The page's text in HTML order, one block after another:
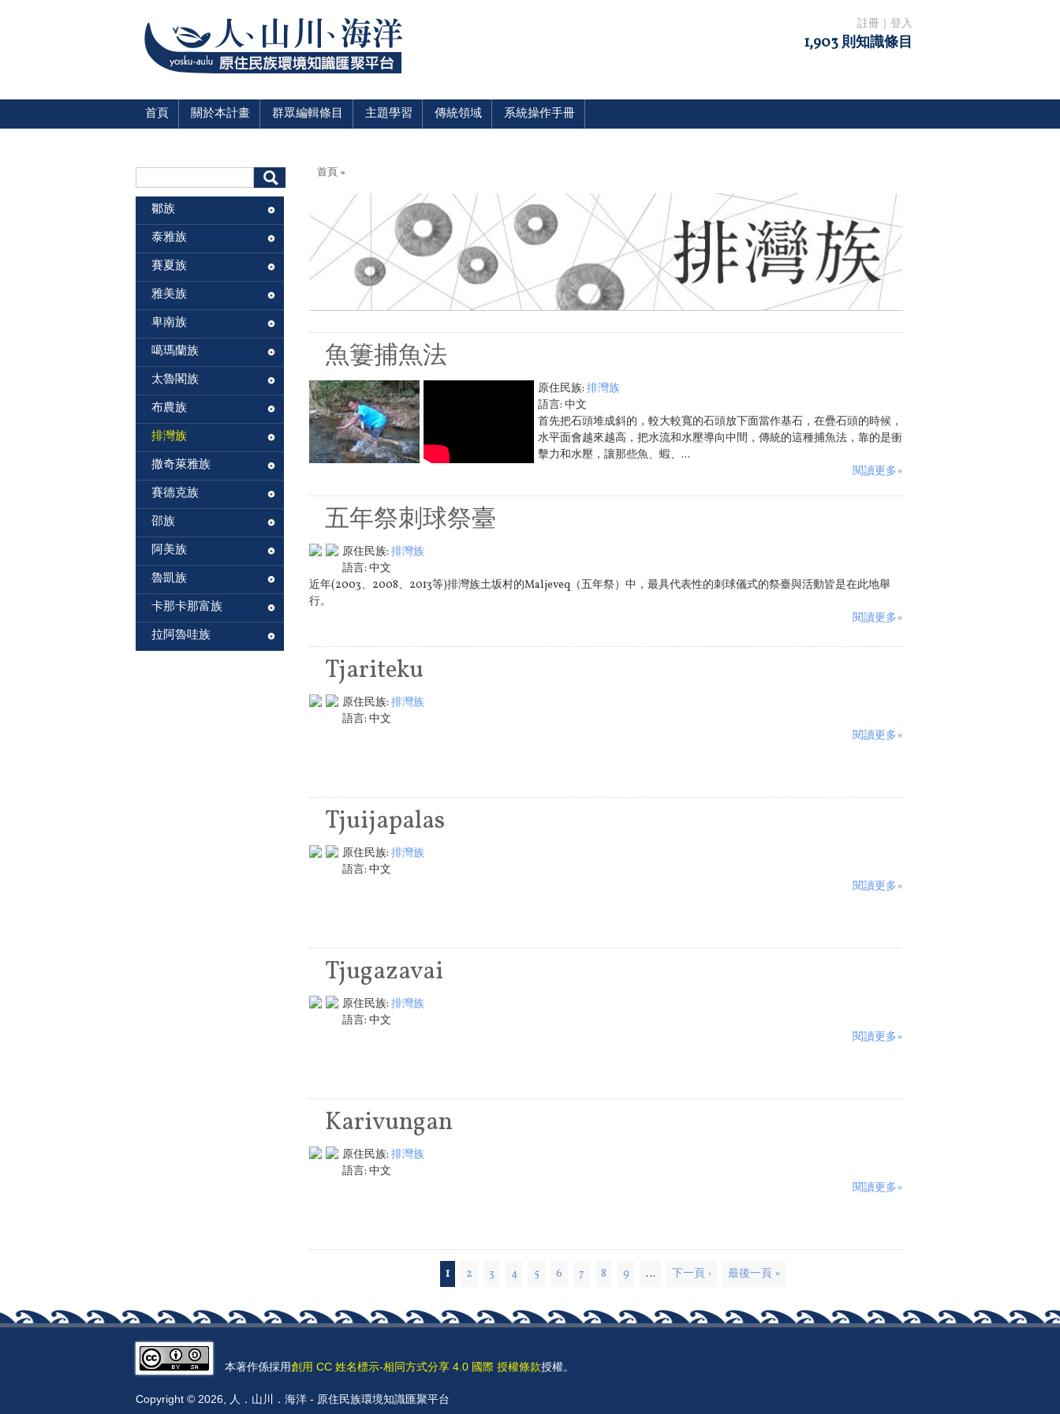
註冊 登入
1,903 則知識條目
首頁 關於本計畫 群眾編輯條目 主題學習 傳統領域 系統操作手冊
您在這裡
首頁 »
魚簍捕魚法
原住民族: 排灣族
語言: 中文
首先把石頭堆成斜的，較大較寬的石頭放下面當作基石，在疊石頭的時候，
水平面會越來越高，把水流和水壓導向中間，傳統的這種捕魚法，靠的是衝
擊力和水壓，讓那些魚、蝦、...
閱讀更多»
五年祭刺球祭臺
原住民族: 排灣族
語言: 中文
近年(2003、2008、2013等)排灣族土坂村的Maljeveq（五年祭）中，最具代表性的刺球儀式的祭臺與活動皆是在此地舉
行。
閱讀更多»
Tjariteku
原住民族: 排灣族
語言: 中文
閱讀更多»
Tjuijapalas
原住民族: 排灣族
語言: 中文
閱讀更多»
Tjugazavai
原住民族: 排灣族
語言: 中文
閱讀更多»
Karivungan
原住民族: 排灣族
語言: 中文
閱讀更多»
1 2 3 4 5 6 7 8 9 … 下一頁 › 最後一頁 »
鄒族
泰雅族
賽夏族
雅美族
卑南族
噶瑪蘭族
太魯閣族
布農族
排灣族
撒奇萊雅族
賽德克族
邵族
阿美族
魯凱族
卡那卡那富族
拉阿魯哇族
本著作係採用創用 CC 姓名標示-相同方式分享 4.0 國際 授權條款授權。
Copyright © 2026, 人．山川．海洋 - 原住民族環境知識匯聚平台